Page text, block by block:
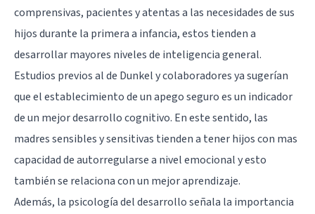
comprensivas, pacientes y atentas a las necesidades de sus
hijos durante la primera a infancia, estos tienden a
desarrollar mayores niveles de inteligencia general.
Estudios previos al de Dunkel y colaboradores ya sugerían
que el establecimiento de un apego seguro es un indicador
de un mejor desarrollo cognitivo. En este sentido, las
madres sensibles y sensitivas tienden a tener hijos con mas
capacidad de autorregularse a nivel emocional y esto
también se relaciona con un mejor aprendizaje.
Además, la psicología del desarrollo señala la importancia